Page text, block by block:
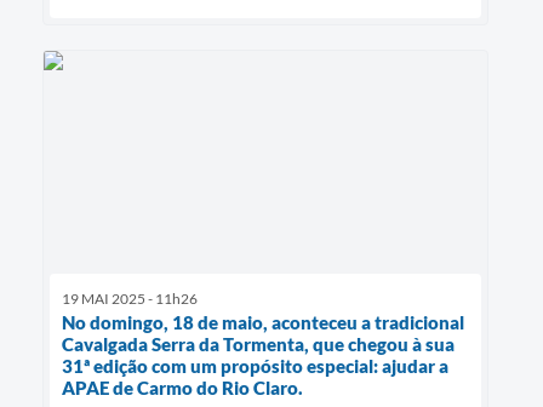
19 MAI 2025 - 11h26
No domingo, 18 de maio, aconteceu a tradicional
Cavalgada Serra da Tormenta, que chegou à sua
31ª edição com um propósito especial: ajudar a
APAE de Carmo do Rio Claro.